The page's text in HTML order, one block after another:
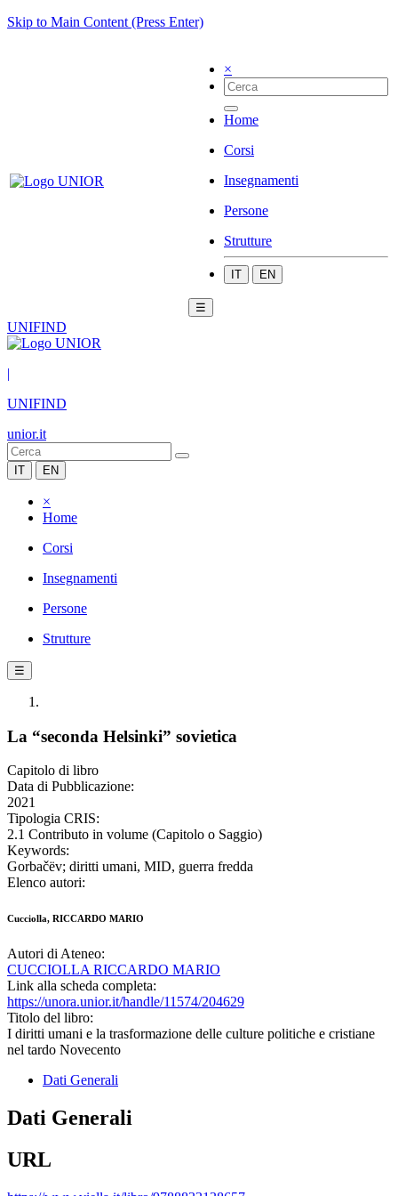
Skip to Main Content (Press Enter)
×
Home
Corsi
Insegnamenti
Persone
Strutture
IT EN
☰
UNIFIND
|
UNIFIND
unior.it
IT EN
×
Home
Corsi
Insegnamenti
Persone
Strutture
☰
La “seconda Helsinki” sovietica
Capitolo di libro
Data di Pubblicazione:
2021
Tipologia CRIS:
2.1 Contributo in volume (Capitolo o Saggio)
Keywords:
Gorbačëv; diritti umani, MID, guerra fredda
Elenco autori:
Cucciolla, RICCARDO MARIO
Autori di Ateneo:
CUCCIOLLA RICCARDO MARIO
Link alla scheda completa:
https://unora.unior.it/handle/11574/204629
Titolo del libro:
I diritti umani e la trasformazione delle culture politiche e cristiane
nel tardo Novecento
Dati Generali
Dati Generali
URL